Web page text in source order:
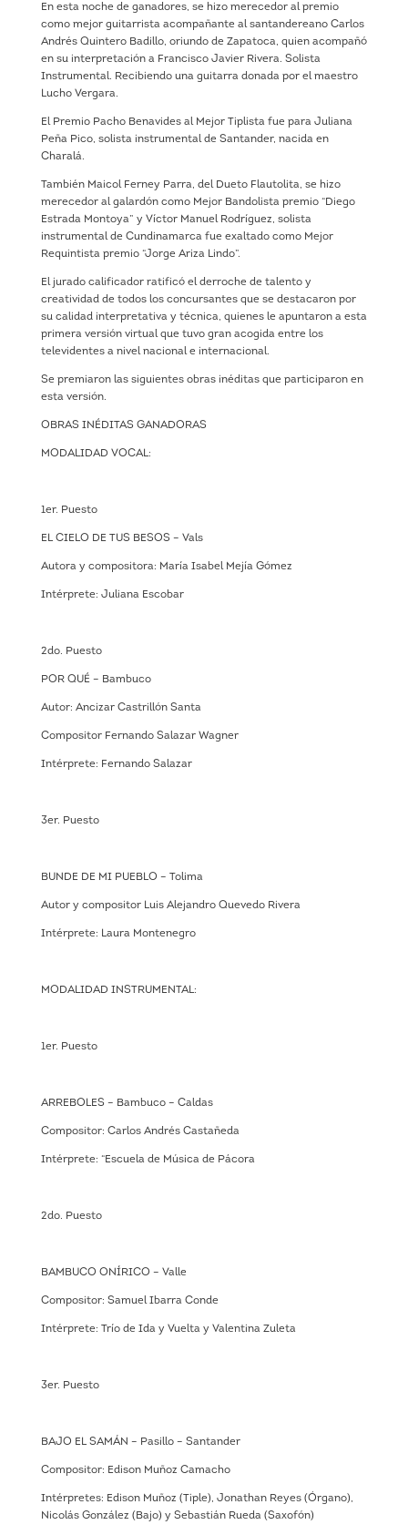
En esta noche de ganadores, se hizo merecedor al premio
como mejor guitarrista acompañante al santandereano Carlos
Andrés Quintero Badillo, oriundo de Zapatoca, quien acompañó
en su interpretación a Francisco Javier Rivera. Solista
Instrumental. Recibiendo una guitarra donada por el maestro
Lucho Vergara.
El Premio Pacho Benavides al Mejor Tiplista fue para Juliana
Peña Pico, solista instrumental de Santander, nacida en
Charalá.
También Maicol Ferney Parra, del Dueto Flautolita, se hizo
merecedor al galardón como Mejor Bandolista premio “Diego
Estrada Montoya” y Víctor Manuel Rodríguez, solista
instrumental de Cundinamarca fue exaltado como Mejor
Requintista premio “Jorge Ariza Lindo”.
El jurado calificador ratificó el derroche de talento y
creatividad de todos los concursantes que se destacaron por
su calidad interpretativa y técnica, quienes le apuntaron a esta
primera versión virtual que tuvo gran acogida entre los
televidentes a nivel nacional e internacional.
Se premiaron las siguientes obras inéditas que participaron en
esta versión.
OBRAS INÉDITAS GANADORAS
MODALIDAD VOCAL:
1er. Puesto
EL CIELO DE TUS BESOS – Vals
Autora y compositora: María Isabel Mejía Gómez
Intérprete: Juliana Escobar
2do. Puesto
POR QUÉ – Bambuco
Autor: Ancizar Castrillón Santa
Compositor Fernando Salazar Wagner
Intérprete: Fernando Salazar
3er. Puesto
BUNDE DE MI PUEBLO – Tolima
Autor y compositor Luis Alejandro Quevedo Rivera
Intérprete: Laura Montenegro
MODALIDAD INSTRUMENTAL:
1er. Puesto
ARREBOLES – Bambuco – Caldas
Compositor: Carlos Andrés Castañeda
Intérprete: “Escuela de Música de Pácora
2do. Puesto
BAMBUCO ONÍRICO – Valle
Compositor: Samuel Ibarra Conde
Intérprete: Trío de Ida y Vuelta y Valentina Zuleta
3er. Puesto
BAJO EL SAMÁN – Pasillo – Santander
Compositor: Edison Muñoz Camacho
Intérpretes: Edison Muñoz (Tiple), Jonathan Reyes (Órgano),
Nicolás González (Bajo) y Sebastián Rueda (Saxofón)